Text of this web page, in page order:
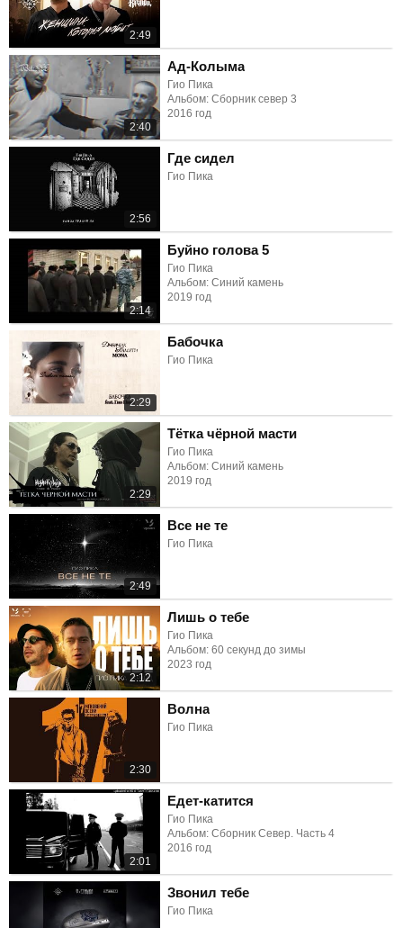
2:49
2:40
Ад-Колыма
Гио Пика
Альбом: Сборник север 3
2016 год
2:56
Где сидел
Гио Пика
2:14
Буйно голова 5
Гио Пика
Альбом: Синий камень
2019 год
2:29
Бабочка
Гио Пика
2:29
Тётка чёрной масти
Гио Пика
Альбом: Синий камень
2019 год
2:49
Все не те
Гио Пика
2:12
Лишь о тебе
Гио Пика
Альбом: 60 секунд до зимы
2023 год
2:30
Волна
Гио Пика
2:01
Едет-катится
Гио Пика
Альбом: Сборник Север. Часть 4
2016 год
Звонил тебе
Гио Пика